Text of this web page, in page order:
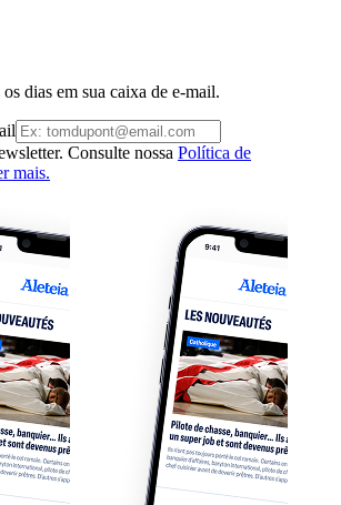
dias em sua caixa de e-mail.
Consulte nossa Política de
mais.